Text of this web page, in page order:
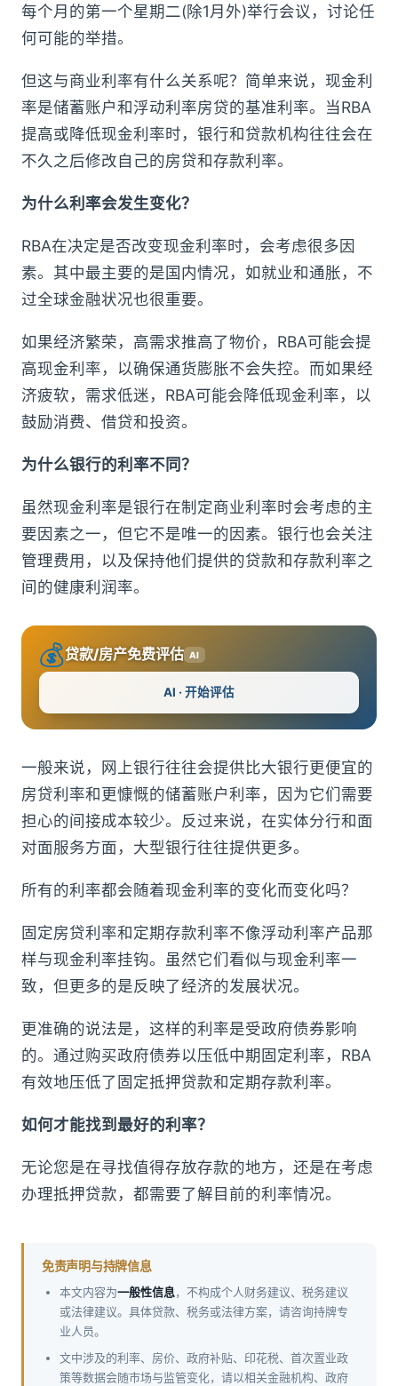
每个月的第一个星期二(除1月外)举行会议，讨论任
何可能的举措。
但这与商业利率有什么关系呢？简单来说，现金利
率是储蓄账户和浮动利率房贷的基准利率。当RBA
提高或降低现金利率时，银行和贷款机构往往会在
不久之后修改自己的房贷和存款利率。
为什么利率会发生变化？
RBA在决定是否改变现金利率时，会考虑很多因
素。其中最主要的是国内情况，如就业和通胀，不
过全球金融状况也很重要。
如果经济繁荣，高需求推高了物价，RBA可能会提
高现金利率，以确保通货膨胀不会失控。而如果经
济疲软，需求低迷，RBA可能会降低现金利率，以
鼓励消费、借贷和投资。
为什么银行的利率不同？
虽然现金利率是银行在制定商业利率时会考虑的主
要因素之一，但它不是唯一的因素。银行也会关注
管理费用，以及保持他们提供的贷款和存款利率之
间的健康利润率。
💰贷款/房产免费评估 AI
AI · 开始评估
一般来说，网上银行往往会提供比大银行更便宜的
房贷利率和更慷慨的储蓄账户利率，因为它们需要
担心的间接成本较少。反过来说，在实体分行和面
对面服务方面，大型银行往往提供更多。
所有的利率都会随着现金利率的变化而变化吗？
固定房贷利率和定期存款利率不像浮动利率产品那
样与现金利率挂钩。虽然它们看似与现金利率一
致，但更多的是反映了经济的发展状况。
更准确的说法是，这样的利率是受政府债券影响
的。通过购买政府债券以压低中期固定利率，RBA
有效地压低了固定抵押贷款和定期存款利率。
如何才能找到最好的利率？
无论您是在寻找值得存放存款的地方，还是在考虑
办理抵押贷款，都需要了解目前的利率情况。
免责声明与持牌信息
本文内容为一般性信息，不构成个人财务建议、税务建议
或法律建议。具体贷款、税务或法律方案，请咨询持牌专
业人员。
文中涉及的利率、房价、政府补贴、印花税、首次置业政
策等数据会随市场与监管变化，请以相关金融机构、政府